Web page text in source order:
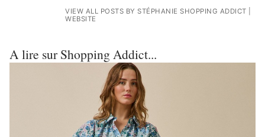
VIEW ALL POSTS BY STÉPHANIE SHOPPING ADDICT
WEBSITE
A lire sur Shopping Addict...